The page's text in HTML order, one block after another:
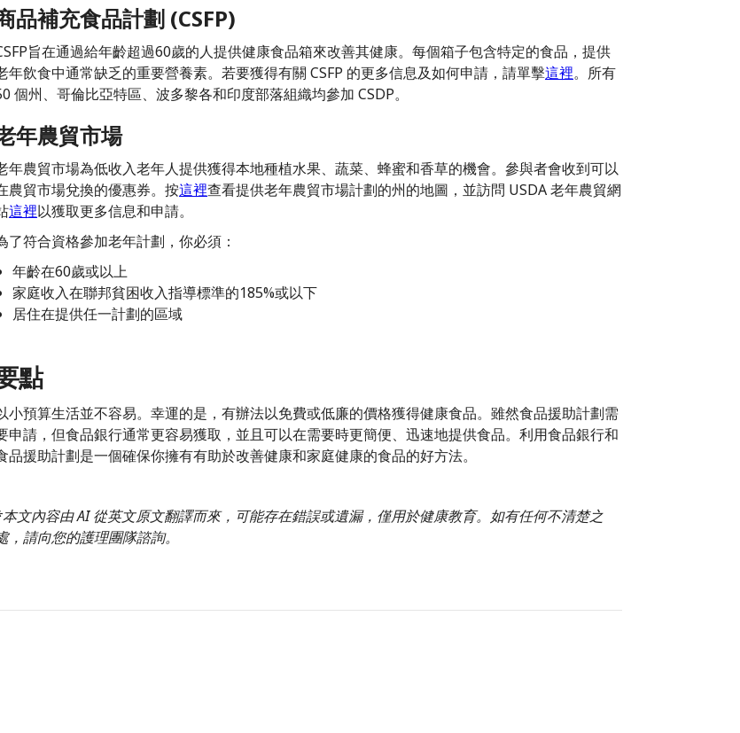
品補充食品計劃 (CSFP)
旨在通過給年齡超過60歲的人提供健康食品箱來改善其健康。每個箱子包含特定的食品，提供
年飲食中通常缺乏的重要營養素。若要獲得有關 CSFP 的更多信息及如何申請，請單擊這裡。所有
個州、哥倫比亞特區、波多黎各和印度部落組織均參加 CSDP。
年農貿市場
年農貿市場為低收入老年人提供獲得本地種植水果、蔬菜、蜂蜜和香草的機會。參與者會收到可以
農貿市場兌換的優惠券。按這裡查看提供老年農貿市場計劃的州的地圖，並訪問 USDA 老年農貿網
這裡以獲取更多信息和申請。
了符合資格參加老年計劃，你必須：
年齡在60歲或以上
家庭收入在聯邦貧困收入指導標準的185%或以下
居住在提供任一計劃的區域
點
小預算生活並不容易。幸運的是，有辦法以免費或低廉的價格獲得健康食品。雖然食品援助計劃需
申請，但食品銀行通常更容易獲取，並且可以在需要時更簡便、迅速地提供食品。利用食品銀行和
品援助計劃是一個確保你擁有有助於改善健康和家庭健康的食品的好方法。
文內容由 AI 從英文原文翻譯而來，可能存在錯誤或遺漏，僅用於健康教育。如有任何不清楚之
，請向您的護理團隊諮詢。